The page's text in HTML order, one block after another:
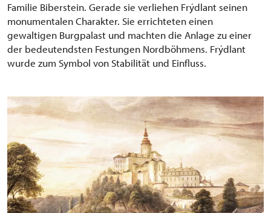
Familie Biberstein. Gerade sie verliehen Frýdlant seinen
monumentalen Charakter. Sie errichteten einen
gewaltigen Burgpalast und machten die Anlage zu einer
der bedeutendsten Festungen Nordböhmens. Frýdlant
wurde zum Symbol von Stabilität und Einfluss.